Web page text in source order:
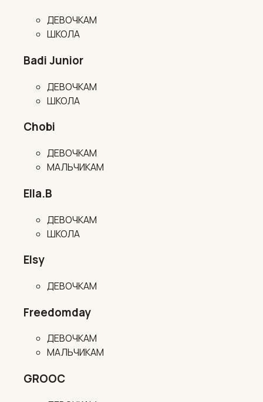
ДЕВОЧКАМ
ШКОЛА
Badi Junior
ДЕВОЧКАМ
ШКОЛА
Chobi
ДЕВОЧКАМ
МАЛЬЧИКАМ
Ella.B
ДЕВОЧКАМ
ШКОЛА
Elsy
ДЕВОЧКАМ
Freedomday
ДЕВОЧКАМ
МАЛЬЧИКАМ
GROOC